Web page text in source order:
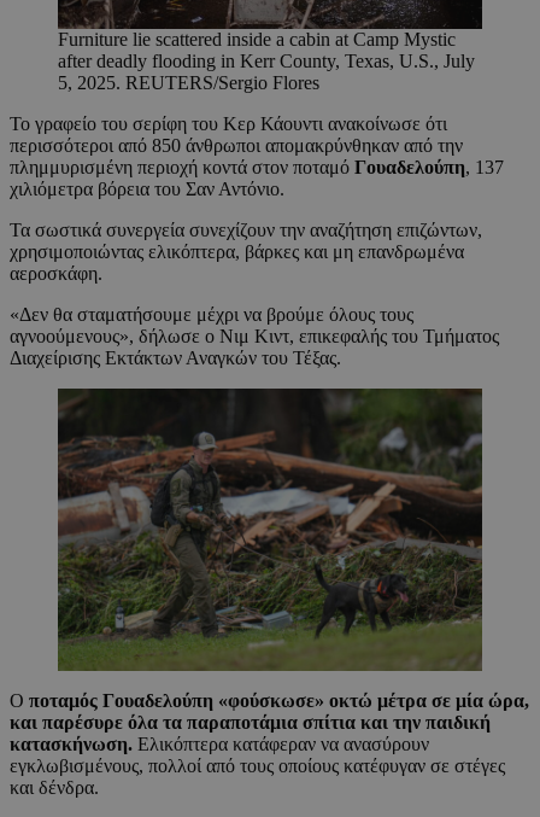
Furniture lie scattered inside a cabin at Camp Mystic
after deadly flooding in Kerr County, Texas, U.S., July
5, 2025. REUTERS/Sergio Flores
Το γραφείο του σερίφη του Κερ Κάουντι ανακοίνωσε ότι
περισσότεροι από 850 άνθρωποι απομακρύνθηκαν από την
πλημμυρισμένη περιοχή κοντά στον ποταμό Γουαδελούπη, 137
χιλιόμετρα βόρεια του Σαν Αντόνιο.
Τα σωστικά συνεργεία συνεχίζουν την αναζήτηση επιζώντων,
χρησιμοποιώντας ελικόπτερα, βάρκες και μη επανδρωμένα
αεροσκάφη.
«Δεν θα σταματήσουμε μέχρι να βρούμε όλους τους
αγνοούμενους», δήλωσε ο Νιμ Κιντ, επικεφαλής του Τμήματος
Διαχείρισης Εκτάκτων Αναγκών του Τέξας.
Ο ποταμός Γουαδελούπη «φούσκωσε» οκτώ μέτρα σε μία ώρα,
και παρέσυρε όλα τα παραποτάμια σπίτια και την παιδική
κατασκήνωση. Ελικόπτερα κατάφεραν να ανασύρουν
εγκλωβισμένους, πολλοί από τους οποίους κατέφυγαν σε στέγες
και δένδρα.